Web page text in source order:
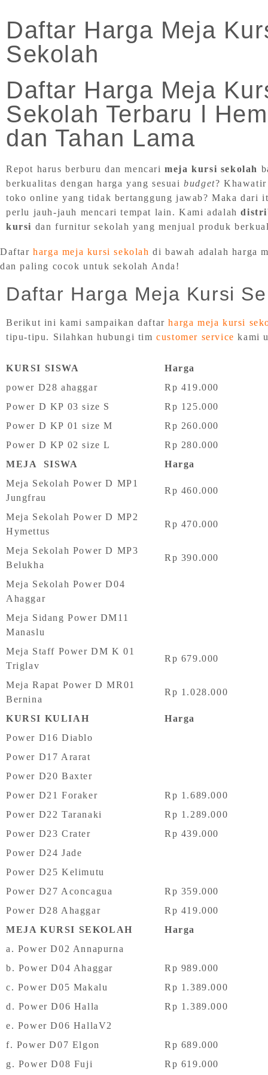
Daftar Harga Meja
Sekolah
Daftar Harga Meja
Sekolah Terbaru ǀ
dan Tahan Lama
Repot harus berburu dan mencarimeja kursi sekolah
berkualitas dengan harga yang sesuai budget?
toko online yang tidak bertanggung jawab? Maka dari
perlu jauh-jauh mencari tempat lain. Kami adalah
kursi dan furnitur sekolah yang menjual produk
Daftarharga meja kursi sekolah di bawah adalah harga
dan paling cocok untuk sekolah Anda!
Daftar Harga Meja Kursi
Berikut ini kami sampaikan daftarharga meja kursi
tipu-tipu. Silahkan hubungi timcustomer service kami
KURSI SISWA
Harga
power D28 ahaggar
Rp 419.000
Power D KP 03 size S
Rp 125.000
Power D KP 01 size M
Rp 260.000
Power D KP 02 size L
Rp 280.000
MEJA SISWA
Harga
Meja Sekolah Power D MP1
Jungfrau
Rp 460.000
Meja Sekolah Power D MP2
Hymettus
Rp 470.000
Meja Sekolah Power D MP3
Belukha
Rp 390.000
Meja Sekolah Power D04
Ahaggar
Meja Sidang Power DM11
Manaslu
Meja Staff Power DM K 01
Triglav
Rp 679.000
Meja Rapat Power D MR01
Bernina
Rp 1.028.000
KURSI KULIAH
Harga
Power D16 Diablo
Power D17 Ararat
Power D20 Baxter
Power D21 Foraker
Rp 1.689.000
Power D22 Taranaki
Rp 1.289.000
Power D23 Crater
Rp 439.000
Power D24 Jade
Power D25 Kelimutu
Power D27 Aconcagua
Rp 359.000
Power D28 Ahaggar
Rp 419.000
MEJA KURSI SEKOLAH
Harga
a. Power D02 Annapurna
b. Power D04 Ahaggar
Rp 989.000
c. Power D05 Makalu
Rp 1.389.000
d. Power D06 Halla
Rp 1.389.000
e. Power D06 HallaV2
f. Power D07 Elgon
Rp 689.000
g. Power D08 Fuji
Rp 619.000